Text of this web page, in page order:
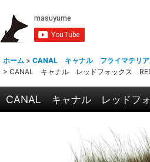
ホーム > CANAL キャナル フライマテリ
> CANAL キャナル レッドフォックス
CANAL キャナル レッドフ